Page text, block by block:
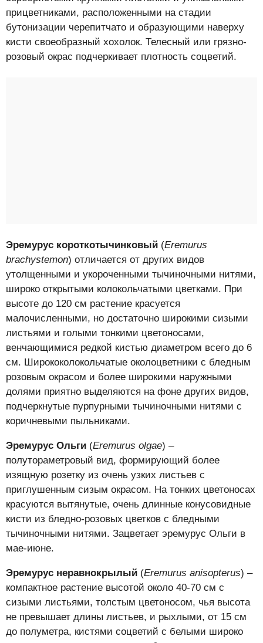
прицветниками, расположенными на стадии
бутонизации черепитчато и образующими наверху
кисти своеобразный хохолок. Телесный или грязно-
розовый окрас подчеркивает плотность соцветий.
Эремурус короткотычинковый (Eremurus
brachystemon) отличается от других видов
утолщенными и укороченными тычиночными нитями,
широко открытыми колокольчатыми цветками. При
высоте до 120 см растение красуется
малочисленными, но достаточно широкими сизыми
листьями и голыми тонкими цветоносами,
венчающимися редкой кистью диаметром всего до 6
см. Ширококолокольчатые околоцветники с бледным
розовым окрасом и более широкими наружными
долями приятно выделяются на фоне других видов,
подчеркнутые пурпурными тычиночными нитями с
коричневыми пыльниками.
Эремурус Ольги (Eremurus olgae) –
полутораметровый вид, формирующий более
изящную розетку из очень узких листьев с
приглушенным сизым окрасом. На тонких цветоносах
красуются вытянутые, очень длинные конусовидные
кисти из бледно-розовых цветков с бледными
тычиночными нитями. Зацветает эремурус Ольги в
мае-июне.
Эремурус неравнокрылый (Eremurus anisopterus) –
компактное растение высотой около 40-70 см с
сизыми листьями, толстым цветоносом, чья высота
не превышает длины листьев, и рыхлыми, от 15 см
до полуметра, кистями соцветий с белыми широко